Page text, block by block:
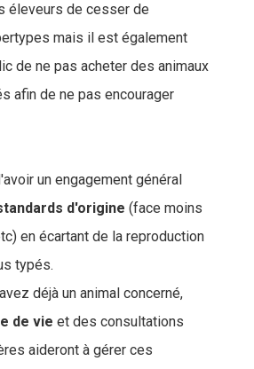
éleveurs de cesser de
mais il est également
de ne pas acheter des animaux
afin de ne pas encourager
un engagement général
d'origine (face moins
en écartant de la reproduction
typés.
déjà un animal concerné,
de vie et des consultations
aideront à gérer ces